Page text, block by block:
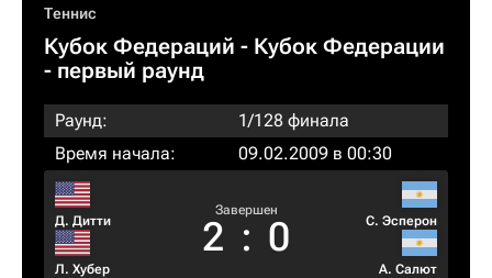
Теннис
Кубок Федераций - Кубок Федерации
- первый раунд
Раунд:
1/128 финала
Время начала:
09.02.2009 в 00:30
Д. Дитти
Л. Хубер
Завершен
2 : 0 С. Эсперон
А. Салют